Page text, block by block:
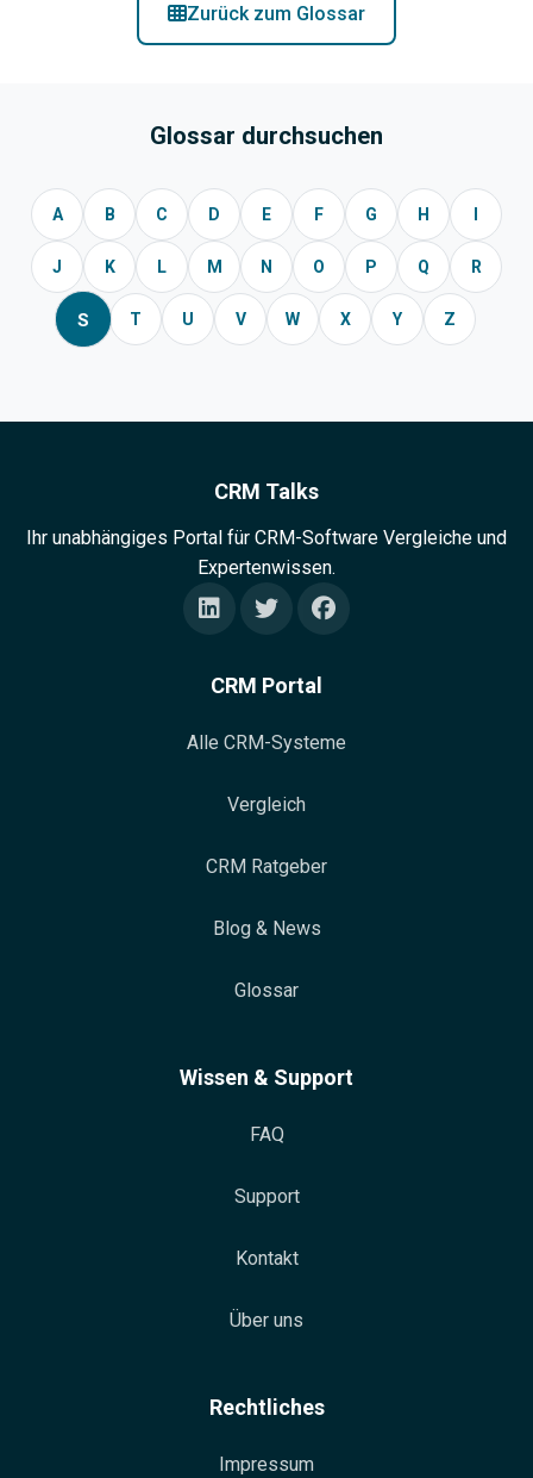
Zurück zum Glossar
Glossar durchsuchen
A B C D E F G H
J K L M N O P Q R
S T U V W X Y Z
CRM Talks
Ihr unabhängiges Portal für CRM-Software Vergleiche und
Expertenwissen.
CRM Portal
Alle CRM-Systeme
Vergleich
CRM Ratgeber
Blog & News
Glossar
Wissen & Support
FAQ
Support
Kontakt
Über uns
Rechtliches
Impressum